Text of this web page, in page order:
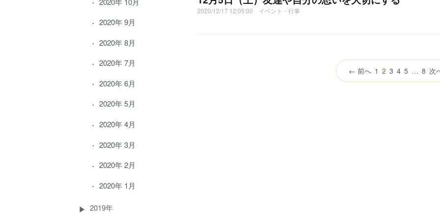
2020年 9月
2020年 8月
2020年 7月
2020年 6月
2020年 5月
2020年 4月
2020年 3月
2020年 2月
2020年 1月
2019年
2020/12/17 12:05:00 イベント・行事
← 前へ 1 2（こ
の
3 4 5 … 8 次